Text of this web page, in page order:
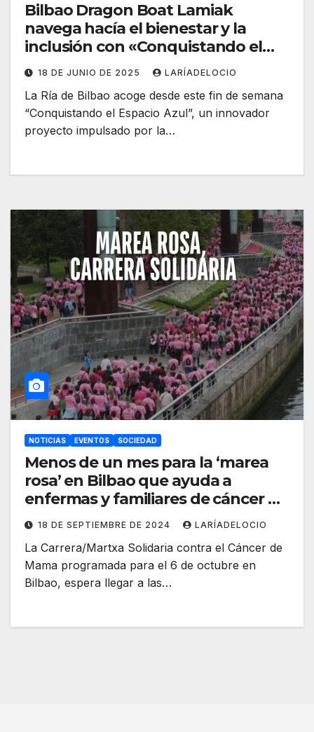
Bilbao Dragon Boat Lamiak
navega hacía el bienestar y la
inclusión con «Conquistando el
Espacio Azul»
18 DE JUNIO DE 2025 LARÍADELOCIO
La Ría de Bilbao acoge desde este fin de semana
“Conquistando el Espacio Azul”, un innovador
proyecto impulsado por la…
NOTICIAS EVENTOS SOCIEDAD
Menos de un mes para la ‘marea
rosa’ en Bilbao que ayuda a
enfermas y familiares de cáncer de
mama
18 DE SEPTIEMBRE DE 2024 LARÍADELOCIO
La Carrera/Martxa Solidaria contra el Cáncer de
Mama programada para el 6 de octubre en
Bilbao, espera llegar a las…